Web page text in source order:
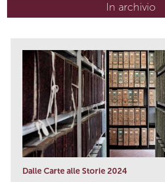
In archivio
Dalle Carte alle Storie 2024